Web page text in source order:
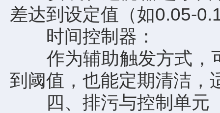
差达到设定值（如0.05-
时间控制器：
作为辅助触发方式，可
到阈值，也能定期清洁，
四、排污与控制单元